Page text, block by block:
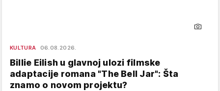
KULTURA 06.08.2026.
Billie Eilish u glavnoj ulozi filmske
adaptacije romana "The Bell Jar": Šta
znamo o novom projektu?